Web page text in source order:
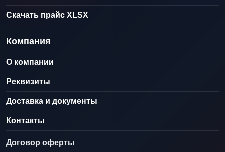
Скачать прайс XLSX
Компания
О компании
Реквизиты
Доставка и документы
Контакты
Договор оферты